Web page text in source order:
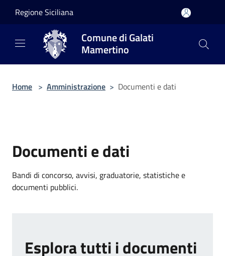
Regione Siciliana
Comune di Galati
Mamertino
Home > Amministrazione > Documenti e dati
Documenti e dati
Bandi di concorso, avvisi, graduatorie, statistiche e
documenti pubblici.
Esplora tutti i documenti